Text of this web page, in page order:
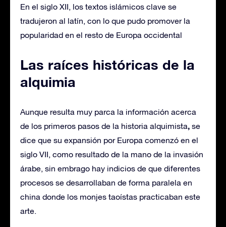
En el siglo XII, los textos islámicos clave se
tradujeron al latín, con lo que pudo promover la
popularidad en el resto de Europa occidental
Las raíces históricas de la
alquimia
Aunque resulta muy parca la información acerca
de los primeros pasos de la historia alquimista, se
dice que su expansión por Europa comenzó en el
siglo VII, como resultado de la mano de la invasión
árabe, sin embrago hay indicios de que diferentes
procesos se desarrollaban de forma paralela en
china donde los monjes taoístas practicaban este
arte.